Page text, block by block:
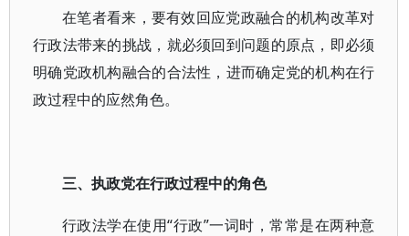
在笔者看来，要有效回应党政融合的机构改革对
行政法带来的挑战，就必须回到问题的原点，即必须
明确党政机构融合的合法性，进而确定党的机构在行
政过程中的应然角色。
三、执政党在行政过程中的角色
行政法学在使用“行政”一词时，常常是在两种意